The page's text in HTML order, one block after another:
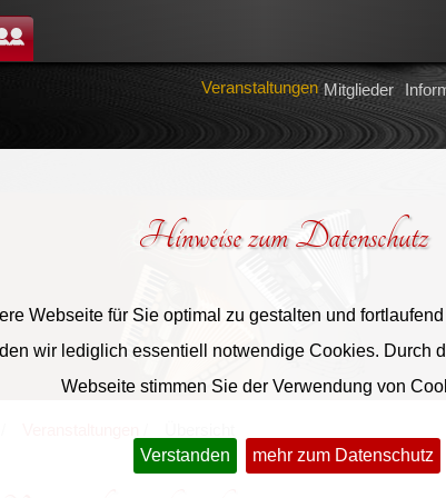
Hinweise zum Datenschutz
Webseite für Sie optimal zu gestalten und
wir lediglich essentiell notwendige Cookies. Durch
Webseite stimmen Sie der Verwendung von
Verstanden mehr zum Datenschutz
Veranstaltungen Mitglieder